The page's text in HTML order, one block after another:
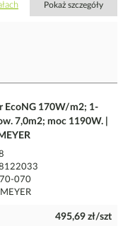
Pokaż szczegóły
EcoNG 170W/m2; 1-
7,0m2; moc 1190W. |
070
495,69 zł/szt